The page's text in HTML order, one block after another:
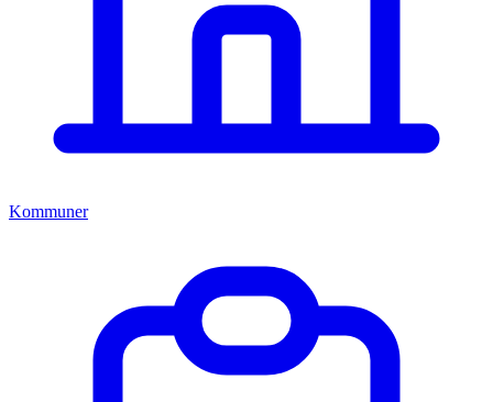
Kommuner